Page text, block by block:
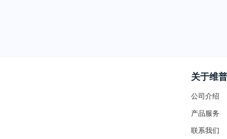
关于维普
公司介绍
产品服务
联系我们